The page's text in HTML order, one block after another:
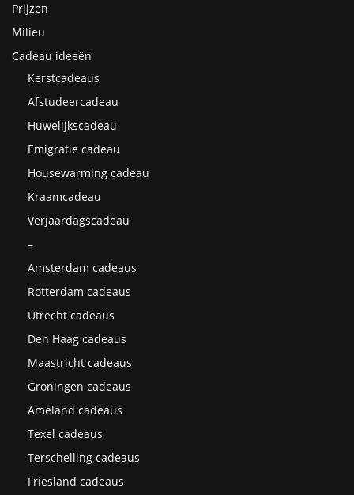
Prijzen
Milieu
Cadeau ideeën
Kerstcadeaus
Afstudeercadeau
Huwelijkscadeau
Emigratie cadeau
Housewarming cadeau
Kraamcadeau
Verjaardagscadeau
–
Amsterdam cadeaus
Rotterdam cadeaus
Utrecht cadeaus
Den Haag cadeaus
Maastricht cadeaus
Groningen cadeaus
Ameland cadeaus
Texel cadeaus
Terschelling cadeaus
Friesland cadeaus